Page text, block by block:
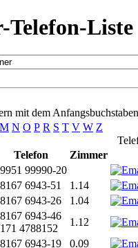
Liste
mit dem
M N O P R S T V W Z
Telefon Zimmer
99990-20
6943-51 1.14
6943-26 1.04
6943-46
4788152
1.12
6943-19 0.09